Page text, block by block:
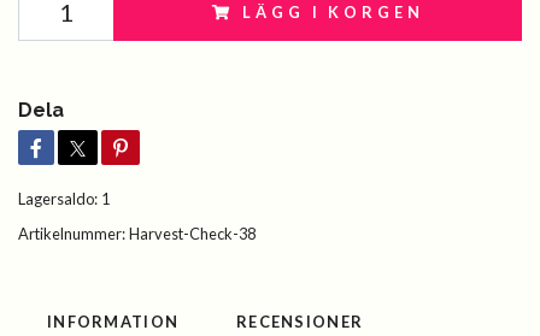
LÄGG I KORGEN
Dela
Lagersaldo: 1
Artikelnummer:Harvest-Check-38
INFORMATION RECENSIONER